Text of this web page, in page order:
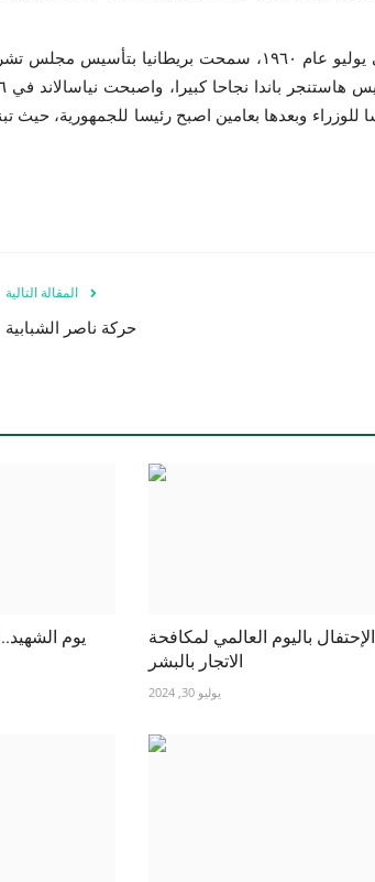
وفي يوليو عام ١٩٦٠، سمحت بريطانيا
المقالة التالية
حركة ناصر الشبابية
يوم
الإحتفال باليوم العالمي لمكافحة
الاتجار بالبشر
يوليو 30, 2024